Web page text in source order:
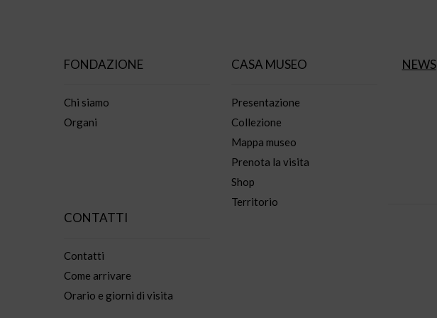
FONDAZIONE
Chi siamo
Organi
CASA MUSEO
Presentazione
Collezione
Mappa museo
Prenota la visita
Shop
Territorio
NEWS
CONTATTI
Contatti
Come arrivare
Orario e giorni di visita